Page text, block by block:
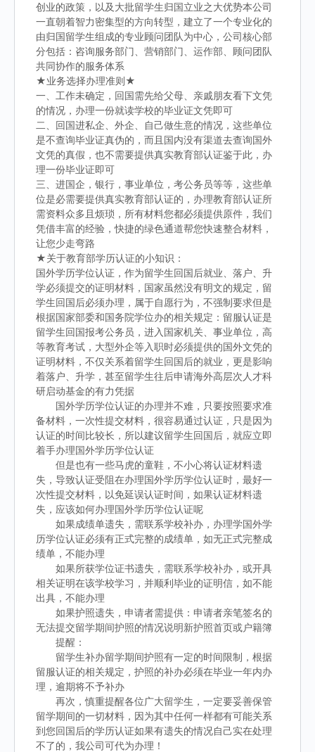
创业的政策，以及大批留学生归国立业之大优势本公司
一直朝着智力密集型的方向转型，建立了一个专业化的
由归国留学生组成的专业顾问团队为中心，公司核心部
分包括：咨询服务部门、营销部门、运作部、顾问团队
共同协作的服务体系
★业务选择办理准则★
一、工作未确定，回国需先给父母、亲戚朋友看下文凭
的情况，办理一份就读学校的毕业证文凭即可
二、回国进私企、外企、自己做生意的情况，这些单位
是不查询毕业证真伪的，而且国内没有渠道去查询国外
文凭的真假，也不需要提供真实教育部认证鉴于此，办
理一份毕业证即可
三、进国企，银行，事业单位，考公务员等等，这些单
位是必需要提供真实教育部认证的，办理教育部认证所
需资料众多且烦琐，所有材料您都必须提供原件，我们
凭借丰富的经验，快捷的绿色通道帮您快速整合材料，
让您少走弯路
★关于教育部学历认证的小知识：
国外学历学位认证，作为留学生回国后就业、落户、升
学必须提交的证明材料，国家虽然没有明文的规定，留
学生回国后必须办理，属于自愿行为，不强制要求但是
根据国家部委和国务院学位办的相关规定：留服认证是
留学生回国报考公务员，进入国家机关、事业单位，高
等教育考试，大型外企等入职时必须提供的国外文凭的
证明材料，不仅关系着留学生回国后的就业，更是影响
着落户、升学，甚至留学生往后申请海外高层次人才科
研启动基金的有力凭据
国外学历学位认证的办理并不难，只要按照要求准
备材料，一次性提交材料，很容易通过认证，只是因为
认证的时间比较长，所以建议留学生回国后，就应立即
着手办理国外学历学位认证
但是也有一些马虎的童鞋，不小心将认证材料遗
失，导致认证受阻在办理国外学历学位认证时，最好一
次性提交材料，以免延误认证时间，如果认证材料遗
失，应该如何办理国外学历学位认证呢
如果成绩单遗失，需联系学校补办，办理学国外学
历学位认证必须有正式完整的成绩单，如无正式完整成
绩单，不能办理
如果所获学位证书遗失，需联系学校补办，或开具
相关证明在该学校学习，并顺利毕业的证明信，如不能
出具，不能办理
如果护照遗失，申请者需提供：申请者亲笔签名的
无法提交留学期间护照的情况说明新护照首页或户籍簿
提醒：
留学生补办留学期间护照有一定的时间限制，根据
留服认证的相关规定，护照的补办必须在毕业一年内办
理，逾期将不予补办
再次，慎重提醒各位广大留学生，一定要妥善保管
留学期间的一切材料，因为其中任何一样都有可能关系
到您回国后的学历认证如果有遗失的情况自己实在处理
不了的，我公司可代为办理！